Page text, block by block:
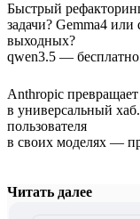
Быстрый
задачи? Gemma4
выходных?
qwen3.5 —
Anthropic
в универсальный
пользователя
в своих моделях —
Читать далее